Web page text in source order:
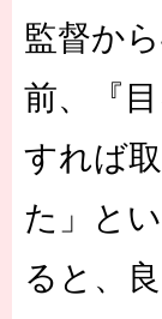
監督か
前、『
すれば
た」と
ると、